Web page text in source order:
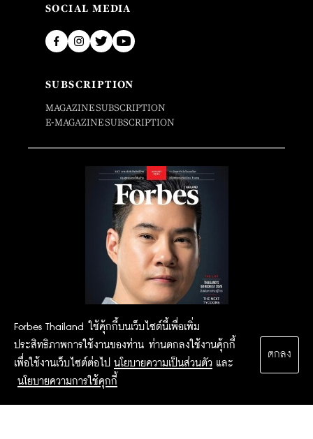
Forbes Thailand ใช้คุ้กกี้บนเว็บไซต์นี้เพื่อเพิ่ม
ประสิทธิภาพการใช้งานของท่าน ท่านตกลงใช้งานคุ้กกี้
เพื่อใช้งานเว็บไซต์ต่อไป นโยบายความเป็นส่วนตัว และ
นโยบายความการใช้คุกกี้
ตกลง
SOCIAL MEDIA
SUBSCRIPTION
MAGAZINE SUBSCRIPTION
E-MAGAZINE SUBSCRIPTION
2015 Forbesthailand.com ALL RIGHTS RESERVED